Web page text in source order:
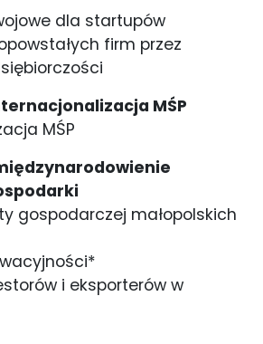
dla startupów
firm przez
MŚP
MŚP
gospodarczej małopolskich
i eksporterów w